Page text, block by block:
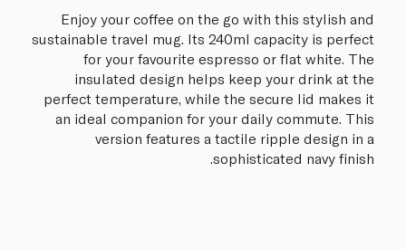
Enjoy your coffee on the go with this stylish and
sustainable travel mug. Its 240ml capacity is perfect
for your favourite espresso or flat white. The
insulated design helps keep your drink at the
perfect temperature, while the secure lid makes it
an ideal companion for your daily commute. This
version features a tactile ripple design in a
sophisticated navy finish.